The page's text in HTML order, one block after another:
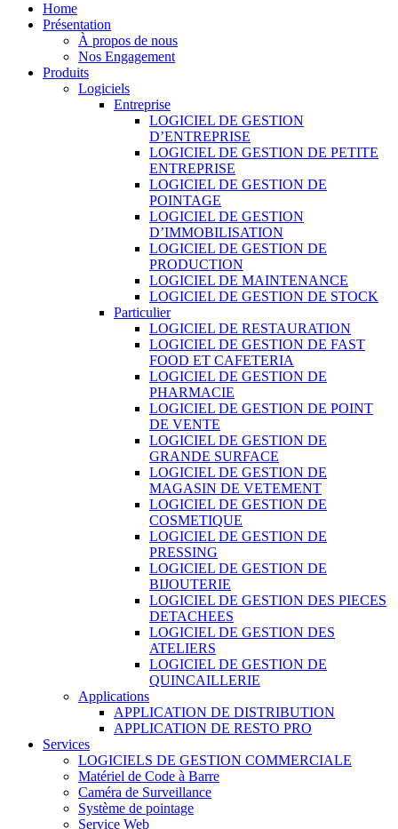
Home
Présentation
À propos de nous
Nos Engagement
Produits
Logiciels
Entreprise
LOGICIEL DE GESTION
D’ENTREPRISE
LOGICIEL DE GESTION DE PETITE
ENTREPRISE
LOGICIEL DE GESTION DE
POINTAGE
LOGICIEL DE GESTION
D’IMMOBILISATION
LOGICIEL DE GESTION DE
PRODUCTION
LOGICIEL DE MAINTENANCE
LOGICIEL DE GESTION DE STOCK
Particulier
LOGICIEL DE RESTAURATION
LOGICIEL DE GESTION DE FAST
FOOD ET CAFETERIA
LOGICIEL DE GESTION DE
PHARMACIE
LOGICIEL DE GESTION DE POINT
DE VENTE
LOGICIEL DE GESTION DE
GRANDE SURFACE
LOGICIEL DE GESTION DE
MAGASIN DE VETEMENT
LOGICIEL DE GESTION DE
COSMETIQUE
LOGICIEL DE GESTION DE
PRESSING
LOGICIEL DE GESTION DE
BIJOUTERIE
LOGICIEL DE GESTION DES PIECES
DETACHEES
LOGICIEL DE GESTION DES
ATELIERS
LOGICIEL DE GESTION DE
QUINCAILLERIE
Applications
APPLICATION DE DISTRIBUTION
APPLICATION DE RESTO PRO
Services
LOGICIELS DE GESTION COMMERCIALE
Matériel de Code à Barre
Caméra de Surveillance
Système de pointage
Service Web